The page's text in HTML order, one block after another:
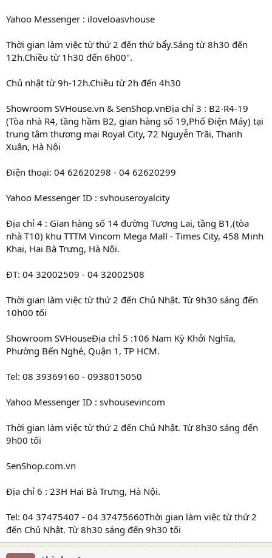
Yahoo Messenger : iloveloasvhouse
Thời gian làm việc từ thứ 2 đến thứ bẩy.Sáng từ 8h30 đến
12h.Chiều từ 1h30 đến 6h00".
Chủ nhật từ 9h-12h.Chiều từ 2h đến 4h30
Showroom SVHouse.vn & SenShop.vnĐịa chỉ 3 : B2-R4-19
(Tòa nhà R4, tầng hầm B2, gian hàng số 19,Phố Điện Máy) tại
trung tâm thương mại Royal City, 72 Nguyễn Trãi, Thanh
Xuân, Hà Nội
Điện thoại: 04 62620298 - 04 62620299
Yahoo Messenger ID : svhouseroyalcity
Địa chỉ 4 : Gian hàng số 14 đường Tương Lai, tầng B1,(tòa
nhà T10) khu TTTM Vincom Mega Mall - Times City, 458 Minh
Khai, Hai Bà Trưng, Hà Nội.
ĐT: 04 32002509 - 04 32002508
Thời gian làm việc từ thứ 2 đến Chủ Nhật. Từ 9h30 sáng đến
10h00 tối
Showroom SVHouseĐịa chỉ 5 :106 Nam Kỳ Khởi Nghĩa,
Phường Bến Nghé, Quận 1, TP HCM.
Tel: 08 39369160 - 0938015050
Yahoo Messenger ID : svhousevincom
Thời gian làm việc từ thứ 2 đến Chủ Nhật. Từ 8h30 sáng đến
9h00 tối
SenShop.com.vn
Địa chỉ 6 : 23H Hai Bà Trưng, Hà Nội.
Tel: 04 37475407 - 04 37475660Thời gian làm việc từ thứ 2
đến Chủ Nhật. Từ 8h30 sáng đến 9h30 tối